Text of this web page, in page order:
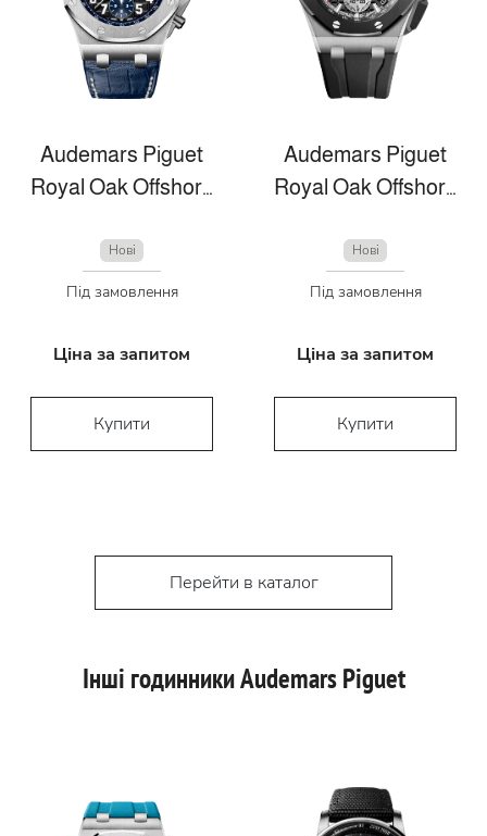
Audemars Piguet
Royal Oak Offshore
Нові
Під замовлення
Ціна за запитом
Купити
Audemars Piguet
Royal Oak Offshore
Нові
Під замовлення
Ціна за запитом
Купити
Перейти в каталог
Інші годинники Audemars Piguet